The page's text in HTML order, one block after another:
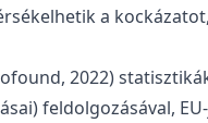
a
2022)
feldolgozásával,